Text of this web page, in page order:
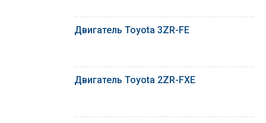
Двигатель Toyota 3ZR-FE
Двигатель Toyota 2ZR-FXE